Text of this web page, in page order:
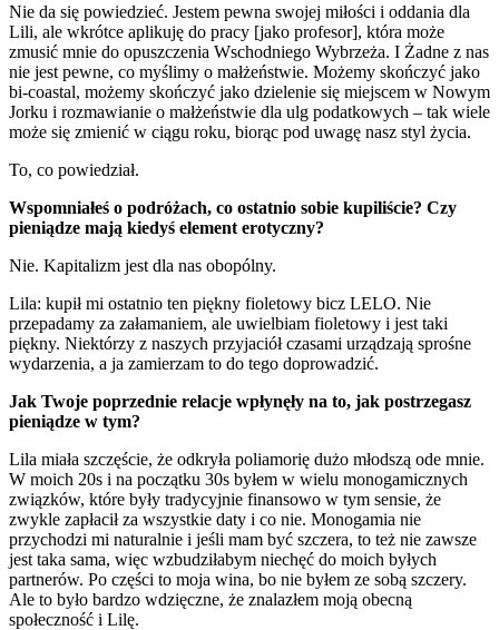
Nie da się powiedzieć. Jestem pewna swojej miłości i oddania dla
Lili, ale wkrótce aplikuję do pracy [jako profesor], która może
zmusić mnie do opuszczenia Wschodniego Wybrzeża. I Żadne z nas
nie jest pewne, co myślimy o małżeństwie. Możemy skończyć jako
bi-coastal, możemy skończyć jako dzielenie się miejscem w Nowym
Jorku i rozmawianie o małżeństwie dla ulg podatkowych – tak wiele
może się zmienić w ciągu roku, biorąc pod uwagę nasz styl życia.
To, co powiedział.
Wspomniałeś o podróżach, co ostatnio sobie kupiliście? Czy
pieniądze mają kiedyś element erotyczny?
Nie. Kapitalizm jest dla nas obopólny.
Lila: kupił mi ostatnio ten piękny fioletowy bicz LELO. Nie
przepadamy za załamaniem, ale uwielbiam fioletowy i jest taki
piękny. Niektórzy z naszych przyjaciół czasami urządzają sprośne
wydarzenia, a ja zamierzam to do tego doprowadzić.
Jak Twoje poprzednie relacje wpłynęły na to, jak postrzegasz
pieniądze w tym?
Lila miała szczęście, że odkryła poliamorię dużo młodszą ode mnie.
W moich 20s i na początku 30s byłem w wielu monogamicznych
związków, które były tradycyjnie finansowo w tym sensie, że
zwykle zapłacił za wszystkie daty i co nie. Monogamia nie
przychodzi mi naturalnie i jeśli mam być szczera, to też nie zawsze
jest taka sama, więc wzbudziłabym niechęć do moich byłych
partnerów. Po części to moja wina, bo nie byłem ze sobą szczery.
Ale to było bardzo wdzięczne, że znalazłem moją obecną
społeczność i Lilę.